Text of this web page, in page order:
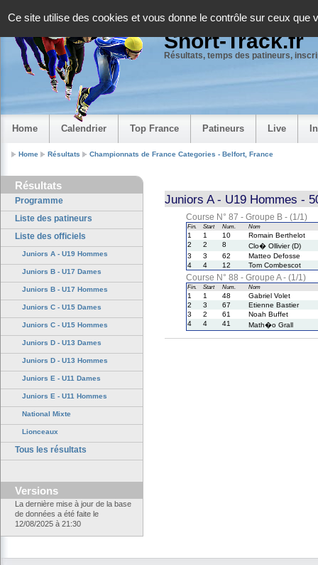
Ce site utilise des cookies et vous donne le contrôle sur ceux que
Short-Track.fr
Résultats, temps des patineurs,
Home Calendrier Top France Patineurs Live
Home Résultats Championnats de France Categories - Belfort, France
Résultats
Programme
Liste des patineurs
Liste des officiels
Juniors A - U19 Hommes
Juniors B - U17 Dames
Juniors B - U17 Hommes
Juniors C - U15 Dames
Juniors C - U15 Hommes
Juniors D - U13 Dames
Juniors D - U13 Hommes
Juniors E - U11 Dames
Juniors E - U11 Hommes
National Mixte
Lionceaux
Tous les résultats
Versions
La dernière mise à jour de la base
de données a été faite le
12/08/2025 à 21:30
Juniors A - U19 Hommes -
Course N° 87 - Groupe B - (1/1)
Fin. Start Num. Nom
1 1 10
Romain Berthelot
2
2 8
Clo� Ollivier (D)
3
3 62
Matteo Defosse
4
4 12 Tom Combescot
Course N° 88 - Groupe A - (1/1)
Fin. Start Num. Nom
1 1 48
Gabriel Volet
2
3 67
Etienne Bastier
3
2 61
Noah Buffet
4
4 41 Math�o Grall